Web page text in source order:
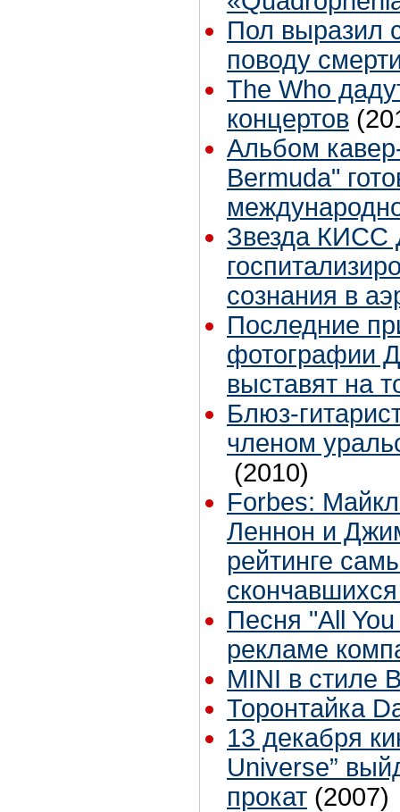
Пол выразил
поводу
The Who
концертов
Альбом
Bermuda"
Звезда
сознания в
Последние
фотографии
выставят на
Блюз-
членом
(2010)
Forbes:
Леннон и
рейтинге
скончавшихся
Песня "All
рекламе
MINI в стиле
Торонтайка
13 декабря
Universe”
прокат (2007)